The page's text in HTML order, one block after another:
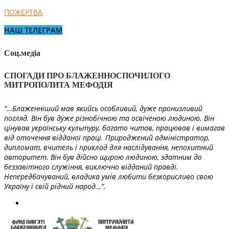
ПОЖЕРТВА
НАШ ТЕЛЕГРАМ
Соц.медіа
СПОГАДИ ПРО БЛАЖЕННОСПОЧИЛОГО
МИТРОПОЛИТА МЕФОДІЯ
“…Блаженніший мав якийсь особливий, дуже пронизливий
погляд. Він був дуже різнобічною та освіченою людиною. Він
цінував українську культуру, багато читав, працював і вимагав
від оточення відданої праці. Природжений адміністратор,
дипломат, вчитель і приклад для наслідування, непохитний
авторитет. Він був дійсно щирою людиною, здатним до
беззавітного служіння, виключно відданий правді.
Непередбачуваний, владика умів любити безкорисливо свою
Україну і свій рідний народ…”.